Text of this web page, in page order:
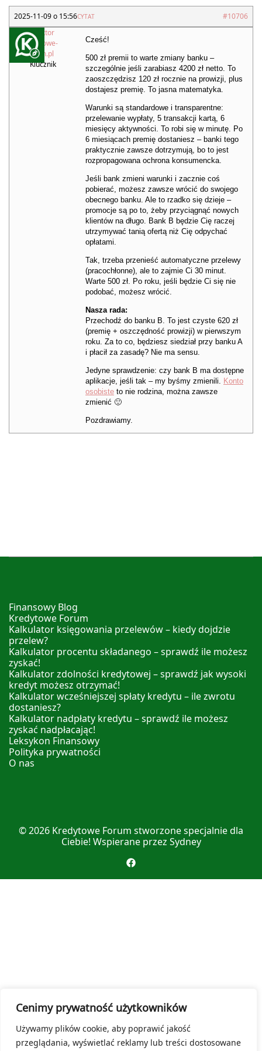
Cenimy prywatność użytkowników
Używamy plików cookie, aby poprawić jakość
przeglądania, wyświetlać reklamy lub treści dostosowane
2025-11-09 o 15:56 #10706
CYTAT
Redaktor
Kredytowe-
Forum.pl
Klucznik
Cześć!
500 zł premii to warte zmiany banku –
szczególnie jeśli zarabiasz 4200 zł netto. To
zaoszczędzisz 120 zł rocznie na prowizji, plus
dostajesz premię. To jasna matematyka.
Warunki są standardowe i transparentne:
przelewanie wypłaty, 5 transakcji kartą, 6
miesięcy aktywności. To robi się w minutę. Po
6 miesiącach premię dostaniesz – banki tego
praktycznie zawsze dotrzymują, bo to jest
rozpropagowana ochrona konsumencka.
Jeśli bank zmieni warunki i zacznie coś
pobierać, możesz zawsze wrócić do swojego
obecnego banku. Ale to rzadko się dzieje –
promocje są po to, żeby przyciągnąć nowych
klientów na długo. Bank B będzie Cię raczej
utrzymywać tanią ofertą niż Cię odpychać
opłatami.
Tak, trzeba przenieść automatyczne przelewy
(pracochłonne), ale to zajmie Ci 30 minut.
Warte 500 zł. Po roku, jeśli będzie Ci się nie
podobać, możesz wrócić.
Nasza rada:
Przechodź do banku B. To jest czyste 620 zł
(premię + oszczędność prowizji) w pierwszym
roku. Za to co, będziesz siedział przy banku A
i płacił za zasadę? Nie ma sensu.
Jedyne sprawdzenie: czy bank B ma dostępne
aplikacje, jeśli tak – my byśmy zmienili. Konto
osobiste to nie rodzina, można zawsze
zmienić 🙂
Pozdrawiamy.
Finansowy Blog
Kredytowe Forum
Kalkulator księgowania przelewów – kiedy dojdzie
przelew?
Kalkulator procentu składanego – sprawdź ile możesz
zyskać!
Kalkulator zdolności kredytowej – sprawdź jak wysoki
kredyt możesz otrzymać!
Kalkulator wcześniejszej spłaty kredytu – ile zwrotu
dostaniesz?
Kalkulator nadpłaty kredytu – sprawdź ile możesz
zyskać nadpłacając!
Leksykon Finansowy
Polityka prywatności
O nas
© 2026 Kredytowe Forum stworzone specjalnie dla
Ciebie! Wspierane przez Sydney